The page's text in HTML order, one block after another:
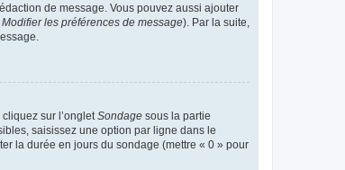
de message. Vous pouvez aussi ajouter
les préférences de message). Par la suite,
sur l’onglet Sondage sous la partie
saisissez une option par ligne dans le
la durée en jours du sondage (mettre « 0 » pour